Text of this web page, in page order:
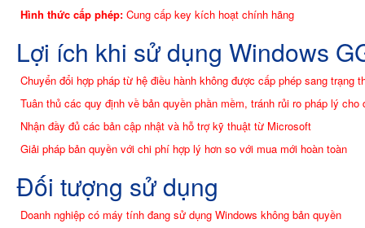
Hình thức cấp phép: Cung cấp key kích hoạt chính hãng
Lợi ích khi sử dụng Windows
Chuyển đổi hợp pháp từ hệ điều hành không được cấp phép sang trạng
Tuân thủ các quy định về bản quyền phần mềm, tránh rủi ro pháp lý cho
Nhận đầy đủ các bản cập nhật và hỗ trợ kỹ thuật từ Microsoft
Giải pháp bản quyền với chi phí hợp lý hơn so với mua mới hoàn toàn
Đối tượng sử dụng
Doanh nghiệp có máy tính đang sử dụng Windows không bản quyền